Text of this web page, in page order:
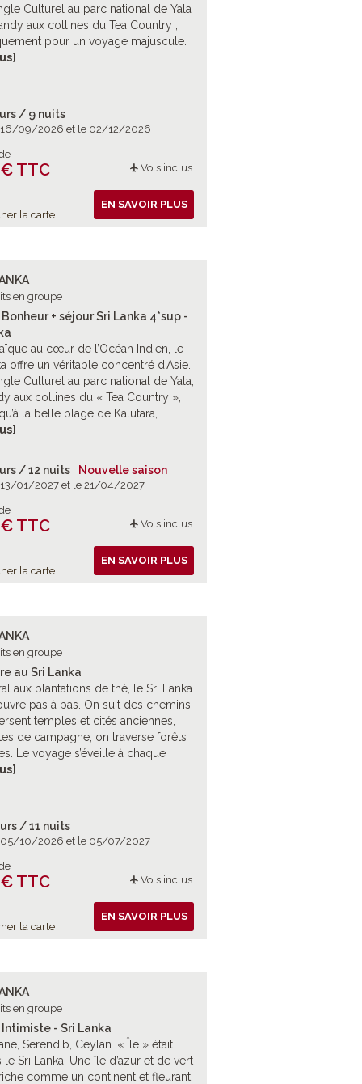
Culturel au parc national de Yala
aux collines du Tea Country ,
pour un voyage majuscule.
et nature en majesté.
/ 9 nuits
16/09/2026 et le 02/12/2026
TTC Vols inclus
la carte
EN SAVOIR PLUS
en groupe
+ séjour Sri Lanka 4*sup -
au cœur de l’Océan Indien, le
offre un véritable concentré d’Asie.
Culturel au parc national de Yala,
aux collines du « Tea Country »,
la belle plage de Kalutara,
pour un voyage majuscule.
/ 12 nuits Nouvelle saison
13/01/2027 et le 21/04/2027
TTC Vols inclus
la carte
EN SAVOIR PLUS
en groupe
au Sri Lanka
aux plantations de thé, le Sri Lanka
pas à pas. On suit des chemins
temples et cités anciennes,
de campagne, on traverse forêts
Le voyage s’éveille à chaque
marcher avant l’aube pour atteindre
et rencontres font du parcours une
tangible et vivante.
/ 11 nuits
05/10/2026 et le 05/07/2027
TTC Vols inclus
la carte
EN SAVOIR PLUS
en groupe
- Sri Lanka
Serendib, Ceylan. « Île » était
le Sri Lanka. Une île d’azur et de vert
comme un continent et fleurant